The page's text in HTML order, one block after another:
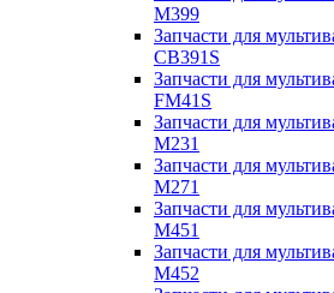
M399
Запчасти для
CB391S
Запчасти для
FM41S
Запчасти для
M231
Запчасти для
M271
Запчасти для
M451
Запчасти для
M452